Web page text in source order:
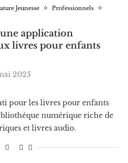
Jeunesse
Professionnels
application
livres pour enfants
2025
pour les livres pour enfants
numérique riche de
et livres audio.